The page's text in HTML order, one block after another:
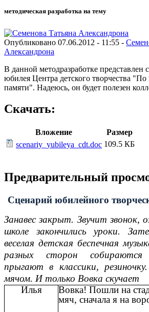
методическая разработка на тему
Опубликовано 07.06.2012 - 11:55 -
Александрона
В данной методразработке представлен
юбилея Центра детского творчества
памяти". Надеюсь, он будет полезен
Скачать:
Вложение
Размер
scenariy_yubileya_cdt.doc 109.5 КБ
Предварительный
Сценарий юбилейного
Занавес закрыт. Звучит звонок,
школе закончились уроки.
веселая детская беспечная
разных сторон
прыгают в классики,
мячом. И только Вовка скучает
Илья
Вовка! Пошли на
мяч, сначала я на